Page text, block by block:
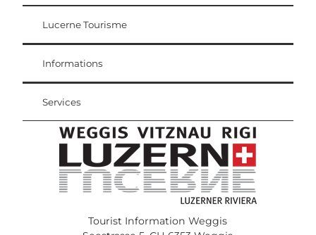
Carte d'hôte
Weggis Vitznau Rigi
Lucerne Tourisme
Informations
Services
Tourist Information Weggis